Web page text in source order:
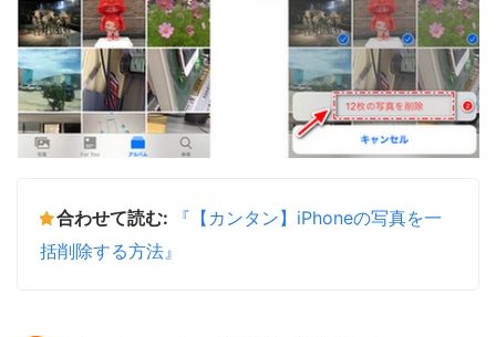
合わせて読む:
『【カンタン】iPhoneの写真を一
括削除する方法』